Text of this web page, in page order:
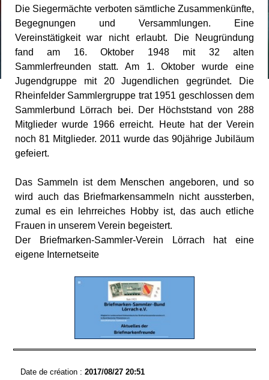
Die Siegermächte verboten sämtliche Zusammenkünfte,
Begegnungen und Versammlungen. Eine
Vereinstätigkeit war nicht erlaubt. Die Neugründung
fand am 16. Oktober 1948 mit 32 alten
Sammlerfreunden statt. Am 1. Oktober wurde eine
Jugendgruppe mit 20 Jugendlichen gegründet. Die
Rheinfelder Sammlergruppe trat 1951 geschlossen dem
Sammlerbund Lörrach bei. Der Höchststand von 288
Mitglieder wurde 1966 erreicht. Heute hat der Verein
noch 81 Mitglieder. 2011 wurde das 90jährige Jubiläum
gefeiert.
Das Sammeln ist dem Menschen angeboren, und so
wird auch das Briefmarkensammeln nicht aussterben,
zumal es ein lehrreiches Hobby ist, das auch etliche
Frauen in unserem Verein begeistert.
Der Briefmarken-Sammler-Verein Lörrach hat eine
eigene Internetseite
Date de création : 2017/08/27 20:51